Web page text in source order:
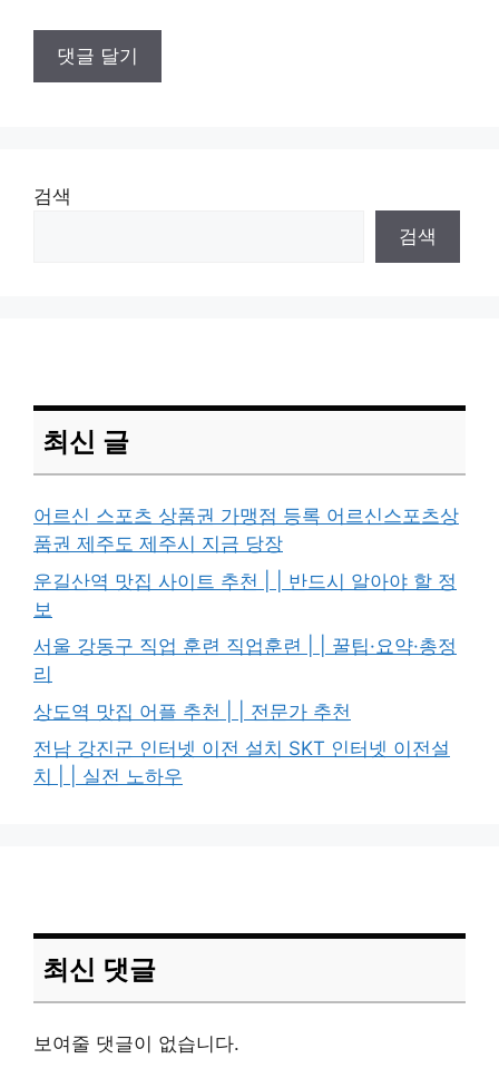
검색
검색
최신 글
어르신 스포츠 상품권 가맹점 등록 어르신스포츠상
품권 제주도 제주시 지금 당장
운길산역 맛집 사이트 추천 | | 반드시 알아야 할 정
보
서울 강동구 직업 훈련 직업훈련 | | 꿀팁·요약·총정
리
상도역 맛집 어플 추천 | | 전문가 추천
전남 강진군 인터넷 이전 설치 SKT 인터넷 이전설
치 | | 실전 노하우
최신 댓글
보여줄 댓글이 없습니다.